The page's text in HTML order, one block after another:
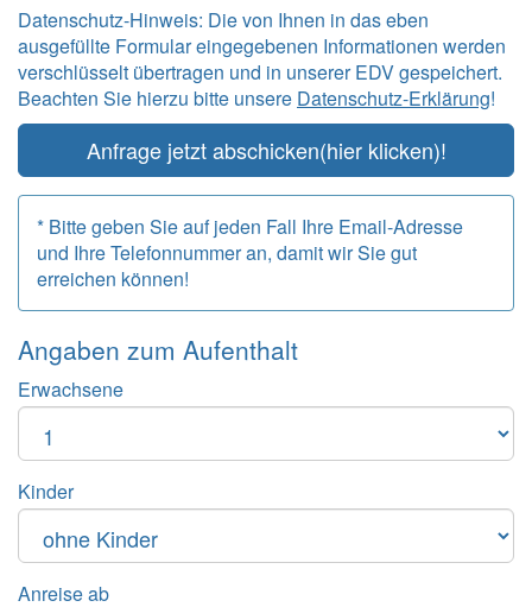
Datenschutz-Hinweis: Die von Ihnen in das eben
ausgefüllte Formular eingegebenen Informationen werden
verschlüsselt übertragen und in unserer EDV gespeichert.
Beachten Sie hierzu bitte unsere Datenschutz-Erklärung!
Anfrage jetzt abschicken(hier klicken)!
* Bitte geben Sie auf jeden Fall Ihre Email-Adresse
und Ihre Telefonnummer an, damit wir Sie gut
erreichen können!
Angaben zum Aufenthalt
Erwachsene
Kinder
Anreise ab